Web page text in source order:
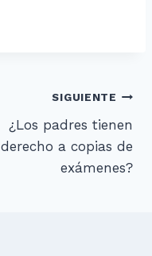
SIGUIENTE
¿Los padres tienen
derecho a copias de
exámenes?